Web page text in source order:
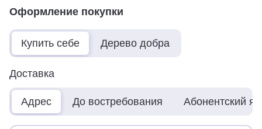
Оформление покупки
Купить себе Дерево добра
Доставка
Адрес До востребования Абонентский